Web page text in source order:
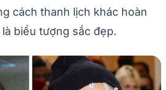
cách thanh lịch khác hoàn
biểu tượng sắc đẹp.